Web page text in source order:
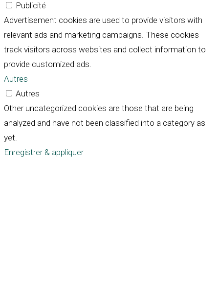
Publicité
Advertisement cookies are used to provide visitors with
relevant ads and marketing campaigns. These cookies
track visitors across websites and collect information to
provide customized ads.
Autres
Autres
Other uncategorized cookies are those that are being
analyzed and have not been classified into a category as
yet.
Enregistrer & appliquer